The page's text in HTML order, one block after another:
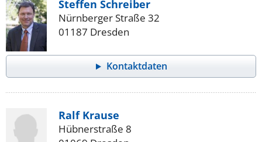
Steffen Schreiber
Nürnberger Straße 32
01187 Dresden
Kontaktdaten
Ralf Krause
Hübnerstraße 8